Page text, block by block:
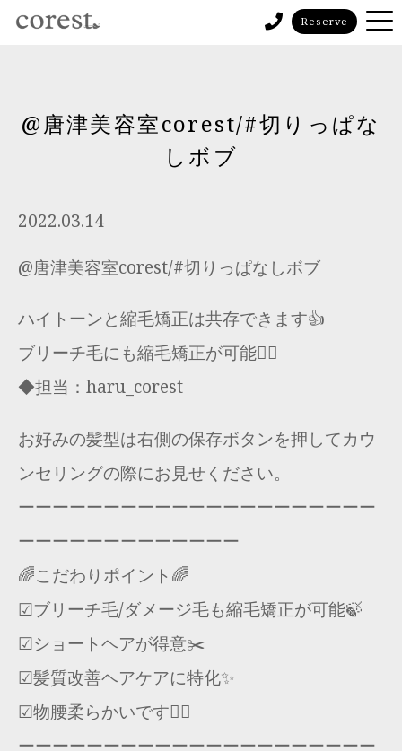
Reserve
@唐津美容室corest/#切りっぱな
しボブ
2022.03.14
@唐津美容室corest/#切りっぱなしボブ
ハイトーンと縮毛矯正は共存できます👍
ブリーチ毛にも縮毛矯正が可能🙆‍♂️
◆担当：haru_corest
お好みの髪型は右側の保存ボタンを押してカウ
ンセリングの際にお見せください。
ーーーーーーーーーーーーーーーーーーーーー
ーーーーーーーーーーーーー
🌈こだわりポイント🌈
☑︎ブリーチ毛/ダメージ毛も縮毛矯正が可能🍃
☑︎ショートヘアが得意✂️
☑︎髪質改善ヘアケアに特化✨
☑︎物腰柔らかいです🙇‍♂️
ーーーーーーーーーーーーーーーーーーーーー